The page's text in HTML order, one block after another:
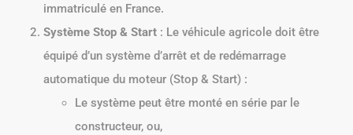
immatriculé en France.
Système Stop & Start : Le véhicule agricole doit être
équipé d’un système d’arrêt et de redémarrage
automatique du moteur (Stop & Start) :
Le système peut être monté en série par le
constructeur, ou,